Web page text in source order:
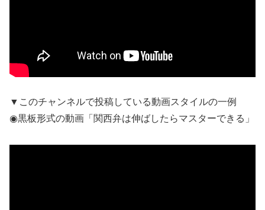
▼このチャンネルで投稿している動画スタイルの一例
◉黒板形式の動画「関西弁は伸ばしたらマスターできる」